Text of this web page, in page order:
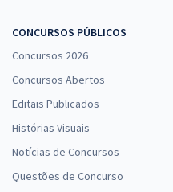
CONCURSOS PÚBLICOS
Concursos 2026
Concursos Abertos
Editais Publicados
Histórias Visuais
Notícias de Concursos
Questões de Concurso